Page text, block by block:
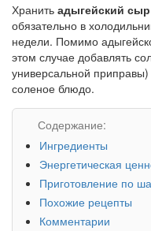
Хранить адыгейский
обязательно в
недели. Помимо
этом случае добавлять
универсальной
соленое блюдо.
Содержание:
Ингредиенты
Энергетическая
Приготовление по
Похожие рецепты
Комментарии